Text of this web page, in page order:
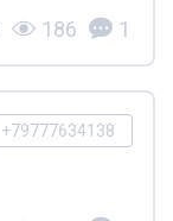
186 1
+79777634138